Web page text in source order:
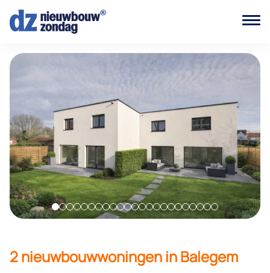
2 nieuwbouwwoningen in Balegem